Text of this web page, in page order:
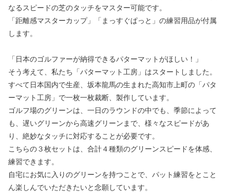
なるスピードの芝のタッチをマスター可能です。
「距離感マスターカップ」「まっすぐぱっと」の練習用品が付属
します。
「日本のゴルファーが納得できるパターマットがほしい！」
そう考えて、私たち「パターマット工房」はスタートしました。
すべて日本国内で生産、坂本龍馬の生まれた高知市上町の「パタ
ーマット工房」で一枚一枚裁断、製作しています。
ゴルフ場のグリーンは、一日のラウンドの中でも、季節によって
も、遅いグリーンから高速グリーンまで、様々なスピードがあ
り、絶妙なタッチに対応することが必要です。
こちらの３枚セットは、合計４種類のグリーンスピードを体感、
練習できます。
自宅にお気に入りのグリーンを持つことで、パット練習をとこと
ん楽しんでいただきたいと念願しています。